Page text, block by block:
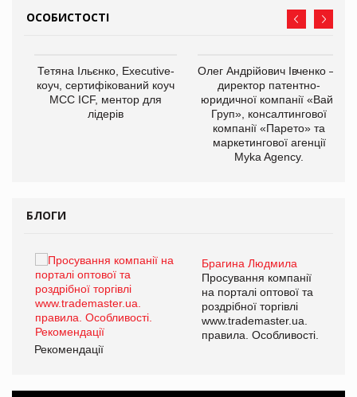
ОСОБИСТОСТІ
Тетяна Ільєнко, Executive-
коуч, сертифікований коуч
МСС ICF, ментор для
лідерів
Олег Андрійович Івченко —
директор патентно-
юридичної компанії «Вайз
Груп», консалтингової
компанії «Парето» та
маркетингової агенції
Myka Agency.
БЛОГИ
Брагина Людмила
Просування компанії
на порталі оптової та
роздрібної торгівлі
www.trademaster.ua.
правила. Особливості.
Рекомендації